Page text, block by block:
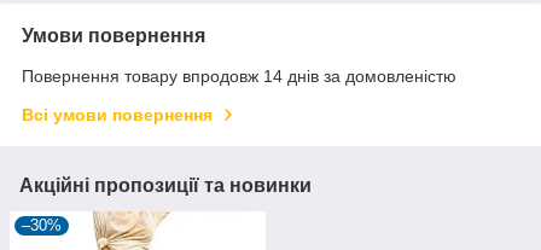
Умови повернення
Повернення товару впродовж 14 днів за домовленістю
Всі умови повернення
Акційні пропозиції та новинки
–30%